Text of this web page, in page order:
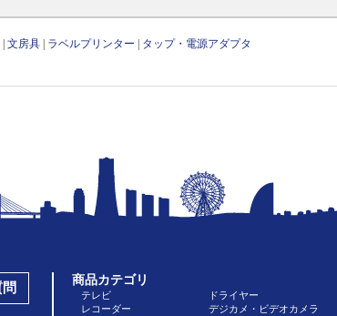
|文房具 ラベルプリンター タップ・電源アダプタ
商品カテゴリ
テレビ
レコーダー
ドライヤー
デジカメ・ビデオカメラ